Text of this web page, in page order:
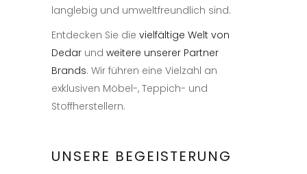
langlebig und umweltfreundlich sind.
Entdecken Sie die vielfältige Welt von
Dedar und weitere unserer Partner
Brands. Wir führen eine Vielzahl an
exklusiven Möbel-, Teppich- und
Stoffherstellern.
UNSERE BEGEISTERUNG